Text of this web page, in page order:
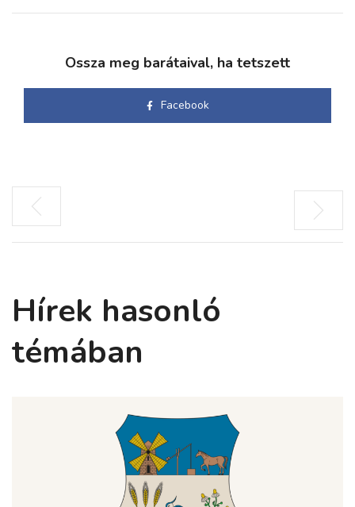
Ossza meg barátaival, ha tetszett
Facebook
Hírek hasonló
témában